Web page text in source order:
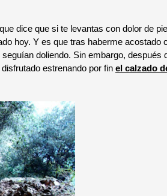
dice que si te levantas con dolor de
hoy. Y es que tras haberme acostado
doliendo. Sin embargo,
estrenando por fin el calzado